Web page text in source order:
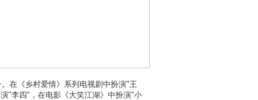
在《乡村爱情》系列电视剧中扮演"王
"李四"，在电影《大笑江湖》中扮演"小